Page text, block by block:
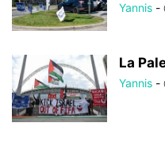
Yannis -
La
Yannis -